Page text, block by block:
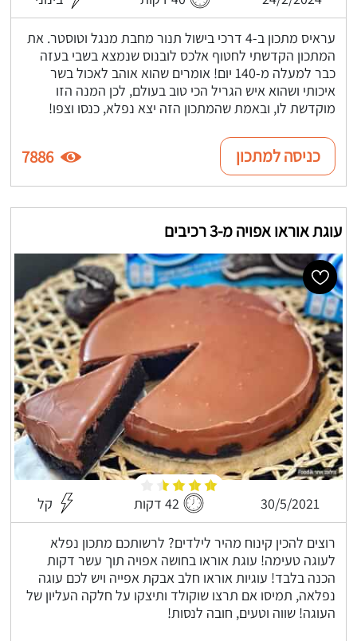
עראיס מתכון ב-4 דרכי בישול תנור מחבת מנגל וטוסטר. את
המתכון הקדשתי לחטוף אלכס לובנוס שנמצא בשבי בעזה
כבר למעלה מ-140 יום! אומרים שהוא אוהב לאכול בשר
איכותי ושהוא איש הגריל הכי טוב בעולם, לכן המנה הזו
מוקדשת לו, ובאמת שהמתכון הזה יצא נפלא, כנסו וצפו!
כניסה למתכון 7886
עוגת אוראו אפויה מ-3 רכיבים
30/5/2021 42 דקות קל
רוצים להכין קינוח מהיר לילדים? לרשותכם מתכון נפלא
לעוגה טעימה! עוגת אוראו בחושה אפויה תוך עשר דקות
הכנה בלבד! עוגיות אוראו חלב אבקת אפייה ויש לכם עוגה
נפלאה, תמיסו אם תרצו שוקולד ותיצקו על חלקה העליון של
העוגה! שווה וטעים, חובה לנסות!